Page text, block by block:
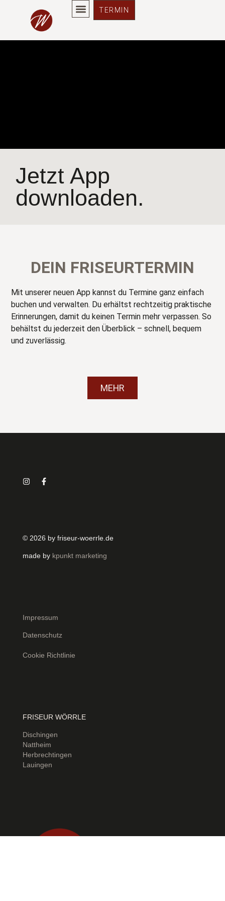
TERMIN
App
Jetzt App
downloaden.
DEIN FRISEURTERMIN
Mit unserer neuen App kannst du Termine ganz einfach
buchen und verwalten. Du erhältst rechtzeitig praktische
Erinnerungen, damit du keinen Termin mehr verpassen. So
behältst du jederzeit den Überblick – schnell, bequem
und zuverlässig.
MEHR
FRISEUR WÖRRLE
Dischingen
Nattheim
Herbrechtingen
Lauingen
Impressum
Datenschutz
Cookie Richtlinie
© 2026 by friseur-woerrle.de
made by kpunkt marketing